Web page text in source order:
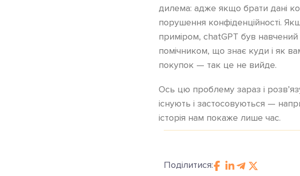
дилема: адже якщо брати дані
порушення конфіденційності.
приміром, chatGPT був
помічником, що знає куди і як
покупок — так це не вийде.
Ось цю проблему зараз і
існують і застосовуються —
історія нам покаже лише час.
Поділитися: